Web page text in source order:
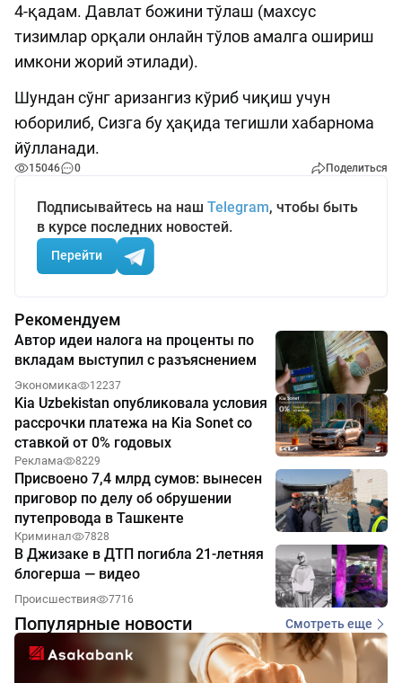
4-қадам. Давлат божини тўлаш (махсус
тизимлар орқали онлайн тўлов амалга ошириш
имкони жорий этилади).
Шундан сўнг аризангиз кўриб чиқиш учун
юборилиб, Сизга бу ҳақида тегишли хабарнома
йўлланади.
15046 0 Поделиться
Подписывайтесь на наш Telegram, чтобы быть
в курсе последних новостей.
Перейти
Рекомендуем
Автор идеи налога на проценты по
вкладам выступил с разъяснением
Экономика 12237
Kia Uzbekistan опубликовала условия
рассрочки платежа на Kia Sonet со
ставкой от 0% годовых
Реклама 8229
Присвоено 7,4 млрд сумов: вынесен
приговор по делу об обрушении
путепровода в Ташкенте
Криминал 7828
В Джизаке в ДТП погибла 21-летняя
блогерша — видео
Происшествия 7716
Популярные новости Смотреть еще